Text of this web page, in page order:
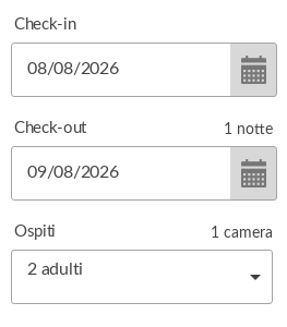
Check-in
Check-out 1 notte
Ospiti
2 adulti
1 camera